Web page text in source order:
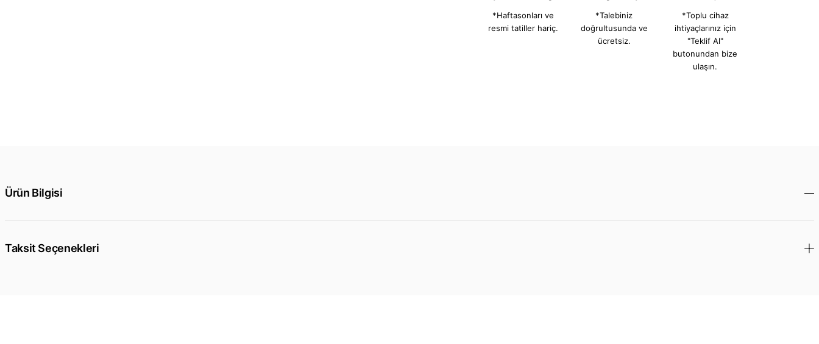
*Haftasonları ve
resmi tatiller hariç.
*Talebiniz
doğrultusunda ve
ücretsiz.
*Toplu cihaz
ihtiyaçlarınız için
"Teklif Al"
butonundan bize
ulaşın.
Ürün Bilgisi
Taksit Seçenekleri